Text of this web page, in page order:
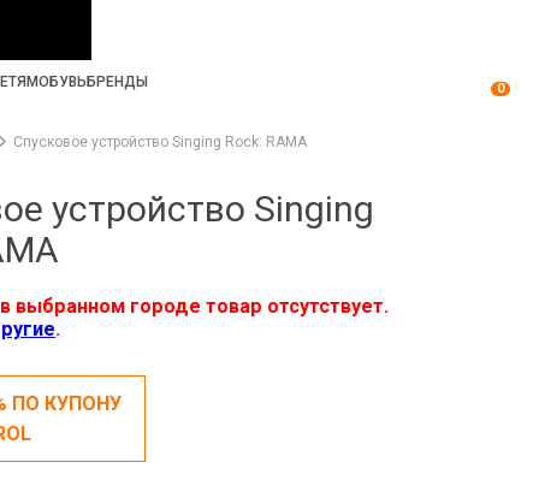
ОБУВЬ БРЕНДЫ 0
Спусковое устройство Singing Rock: RAMA
устройство Singing
выбранном городе товар отсутствует.
.
ПО КУПОНУ